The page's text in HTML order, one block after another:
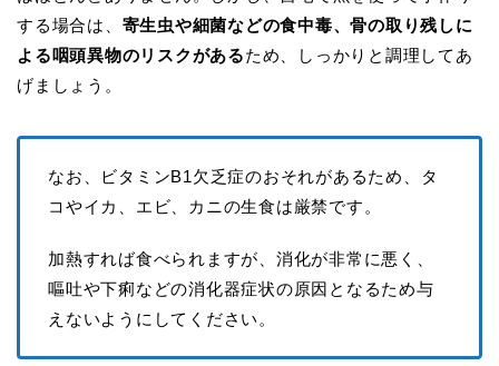
する場合は、 寄生虫や細菌などの食中毒、骨の取り残しに
よる咽頭異物のリスクがあるため、しっかりと調理してあ
げましょう。
なお、ビタミンB1欠乏症のおそれがあるため、タ
コやイカ、エビ、カニの生食は厳禁です。
加熱すれば食べられますが、消化が非常に悪く、
嘔吐や下痢などの消化器症状の原因となるため与
えないようにしてください。